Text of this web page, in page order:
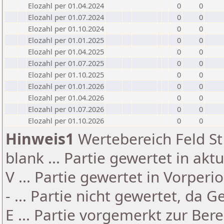
Elozahl per 01.04.2024 0
0
Elozahl per 01.07.2024
0
0
Elozahl per 01.10.2024
0
0
Elozahl per 01.01.2025
0
0
Elozahl per 01.04.2025
0
0
Elozahl per 01.07.2025
0
0
Elozahl per 01.10.2025
0
0
Elozahl per 01.01.2026
0
0
Elozahl per 01.04.2026
0
0
Elozahl per 01.07.2026
0
0
Elozahl per 01.10.2026
0 0
Hinweis1 Wertebereich Feld
blank ... Partie gewertet in
V ... Partie gewertet in
- ... Partie nicht gewertet, da
E ... Partie vorgemerkt zur